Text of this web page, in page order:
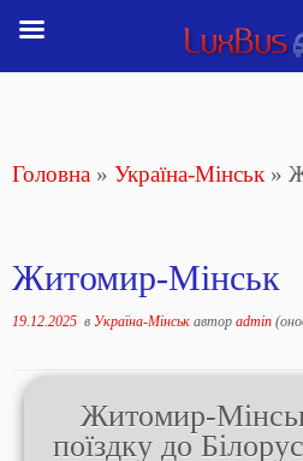
Головна » Україна-Мінськ »
Житомир-Мінськ
19.12.2025 в Україна-Мінськ автор admin
Житомир-
поїздку до